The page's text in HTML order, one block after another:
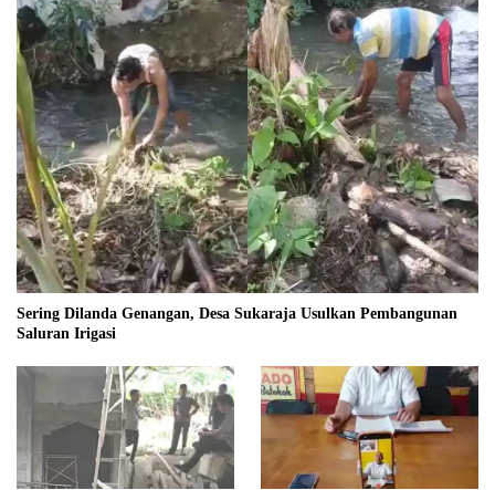
Sering Dilanda Genangan, Desa Sukaraja Usulkan Pembangunan
Saluran Irigasi